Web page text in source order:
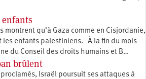
enfants
montrent qu’à Gaza comme en Cisjordanie,
les enfants palestiniens. À la fin du mois
du Conseil des droits humains et B…
brûlent
Israël poursuit ses attaques à